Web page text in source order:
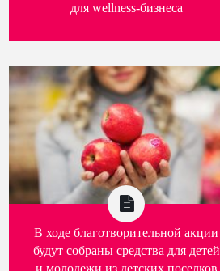
для wellness-бизнеса
В ходе благотворительной акции
будут собраны средства для детей